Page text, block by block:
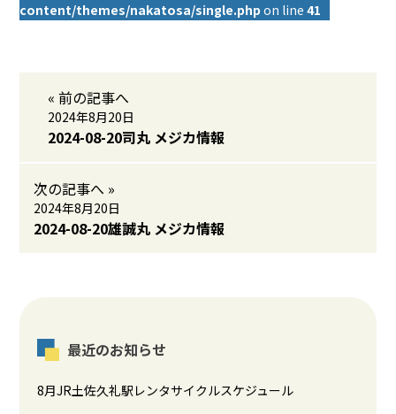
content/themes/nakatosa/single.php on line41
« 前の記事へ
2024年8月20日
2024-08-20司丸 メジカ情報
次の記事へ »
2024年8月20日
2024-08-20雄誠丸 メジカ情報
最近のお知らせ
8月JR土佐久礼駅レンタサイクルスケジュール